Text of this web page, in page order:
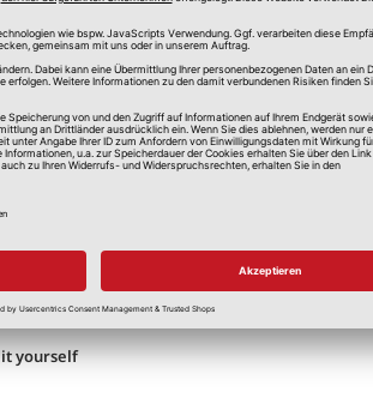
und kaum ein DIY-Projekt
ein selbst gemachter
dafür brauche man ...
yourself